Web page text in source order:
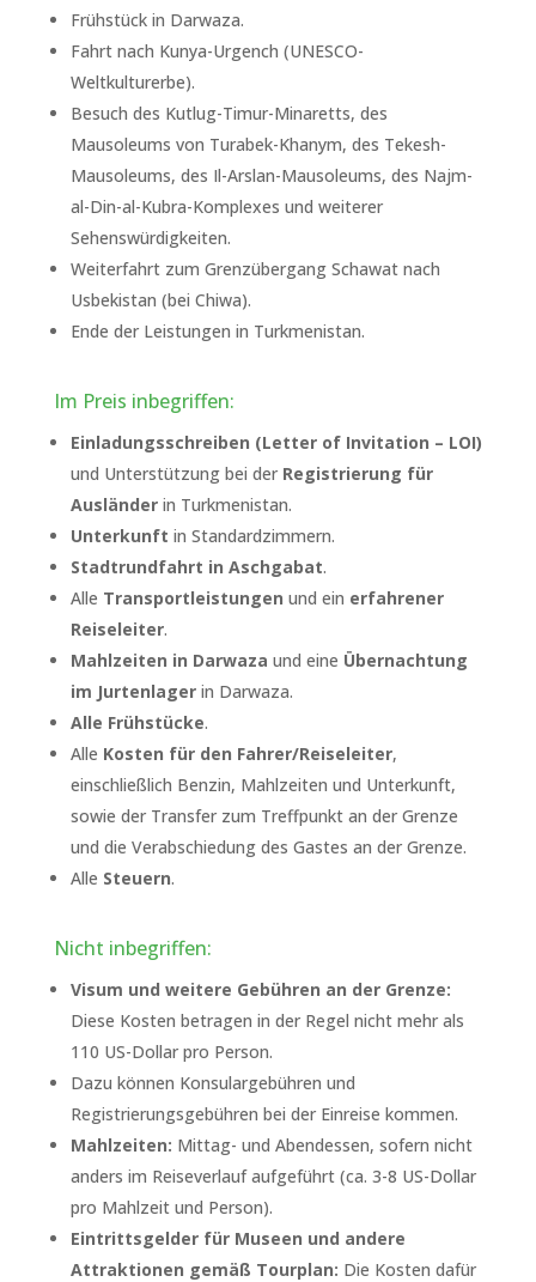
Frühstück in Darwaza.
Fahrt nach Kunya-Urgench (UNESCO-
Weltkulturerbe).
Besuch des Kutlug-Timur-Minaretts, des
Mausoleums von Turabek-Khanym, des Tekesh-
Mausoleums, des Il-Arslan-Mausoleums, des Najm-
al-Din-al-Kubra-Komplexes und weiterer
Sehenswürdigkeiten.
Weiterfahrt zum Grenzübergang Schawat nach
Usbekistan (bei Chiwa).
Ende der Leistungen in Turkmenistan.
Im Preis inbegriffen:
Einladungsschreiben (Letter of Invitation – LOI)
und Unterstützung bei der Registrierung für
Ausländerin Turkmenistan.
Unterkunft in Standardzimmern.
Stadtrundfahrt in Aschgabat.
Alle Transportleistungen und ein erfahrener
Reiseleiter.
Mahlzeiten in Darwaza und eine Übernachtung
im Jurtenlagerin Darwaza.
Alle Frühstücke.
Alle Kosten für den Fahrer/Reiseleiter,
einschließlich Benzin, Mahlzeiten und Unterkunft,
sowie der Transfer zum Treffpunkt an der Grenze
und die Verabschiedung des Gastes an der Grenze.
Alle Steuern.
Nicht inbegriffen:
Visum und weitere Gebühren an der Grenze:
Diese Kosten betragen in der Regel nicht mehr als
110 US-Dollar pro Person.
Dazu können Konsulargebühren und
Registrierungsgebühren bei der Einreise kommen.
Mahlzeiten: Mittag- und Abendessen, sofern nicht
anders im Reiseverlauf aufgeführt (ca. 3-8 US-Dollar
pro Mahlzeit und Person).
Eintrittsgelder für Museen und andere
Attraktionen gemäß Tourplan: Die Kosten dafür